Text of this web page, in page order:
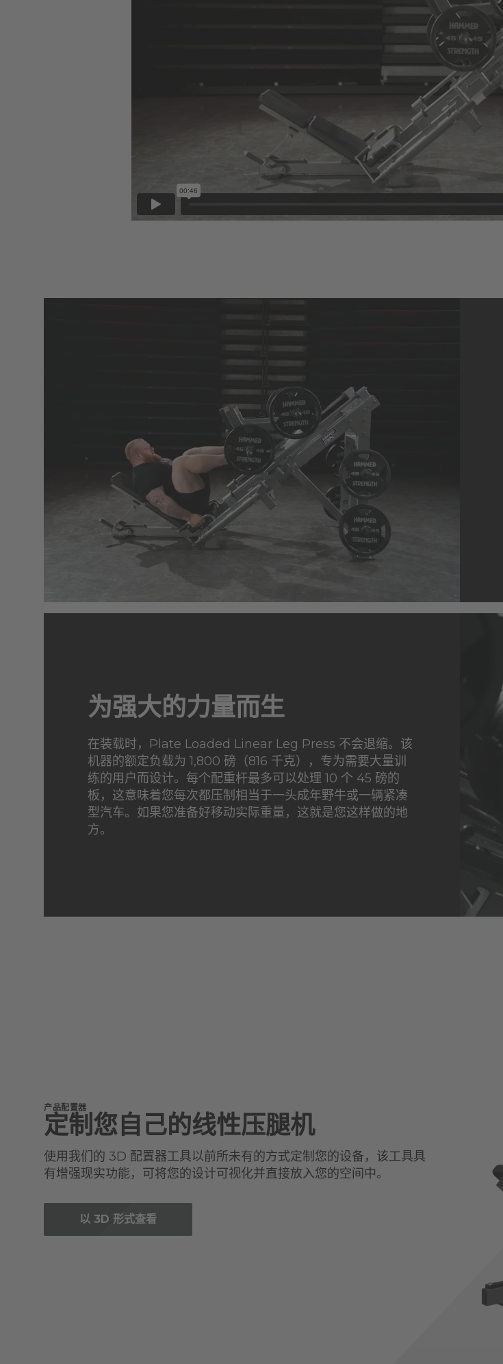
为强大的力量而生
在装载时，Plate Loaded Linear Leg Press 不会退缩。该
机器的额定负载为 1,800 磅（816 千克），专为需要大量训
练的用户而设计。每个配重杆最多可以处理 10 个 45 磅的
板，这意味着您每次都压制相当于一头成年野牛或一辆紧凑
型汽车。如果您准备好移动实际重量，这就是您这样做的地
方。
产品配置器
定制您自己的线性压腿机
使用我们的 3D 配置器工具以前所未有的方式定制您的设备，该工具具
有增强现实功能，可将您的设计可视化并直接放入您的空间中。
以 3D 形式查看